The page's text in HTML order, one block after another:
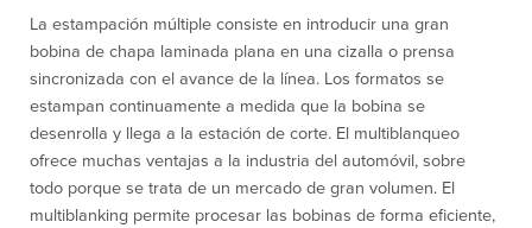
La estampación múltiple consiste en introducir una gran
bobina de chapa laminada plana en una cizalla o prensa
sincronizada con el avance de la línea. Los formatos se
estampan continuamente a medida que la bobina se
desenrolla y llega a la estación de corte. El multiblanqueo
ofrece muchas ventajas a la industria del automóvil, sobre
todo porque se trata de un mercado de gran volumen. El
multiblanking permite procesar las bobinas de forma eficiente,